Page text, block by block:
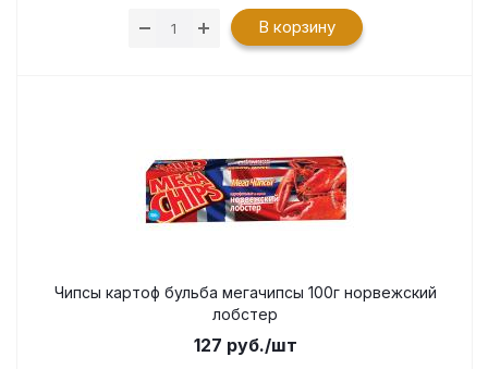
В корзину
Чипсы картоф бульба мегачипсы 100г норвежский
лобстер
127 руб./шт